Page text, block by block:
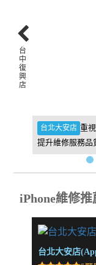
台北大安店 重
提升維修服務品
台
中
復
興
店
iPhone維修
台北大安店